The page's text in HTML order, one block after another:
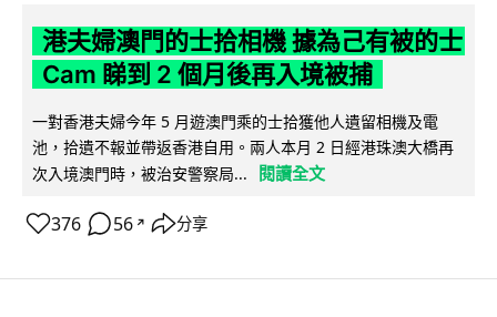
港夫婦澳門的士拾相機 據為己有被的士
Cam 睇到 2 個月後再入境被捕
一對香港夫婦今年 5 月遊澳門乘的士拾獲他人遺留相機及電
池，拾遺不報並帶返香港自用。兩人本月 2 日經港珠澳大橋再
次入境澳門時，被治安警察局...
閱讀全文
376 56 ↗ 分享